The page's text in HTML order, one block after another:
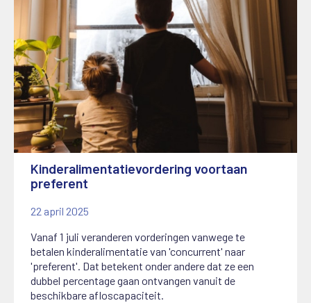
Kinderalimentatievordering voortaan
preferent
22 april 2025
Vanaf 1 juli veranderen vorderingen vanwege te
betalen kinderalimentatie van 'concurrent' naar
'preferent'. Dat betekent onder andere dat ze een
dubbel percentage gaan ontvangen vanuit de
beschikbare afloscapaciteit.